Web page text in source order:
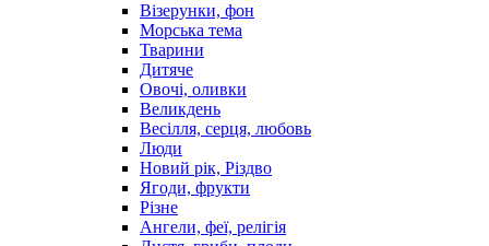
Візерунки, фон
Морська тема
Тварини
Дитяче
Овочі, оливки
Великдень
Весілля, серця, любовь
Люди
Новий рік, Різдво
Ягоди, фрукти
Різне
Ангели, феї, релігія